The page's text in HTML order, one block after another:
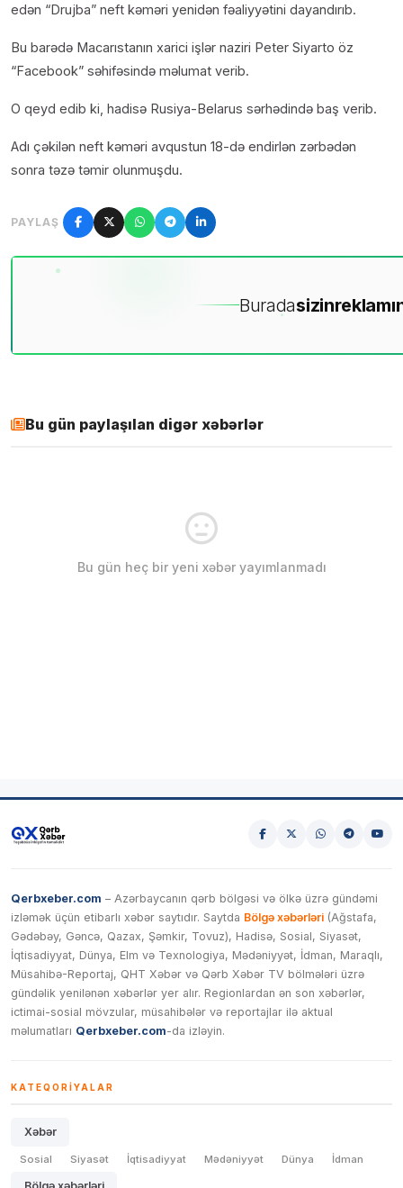
edən “Drujba” neft kəməri yenidən fəaliyyətini dayandırıb.
Bu barədə Macarıstanın xarici işlər naziri Peter Siyarto öz
“Facebook” səhifəsində məlumat verib.
O qeyd edib ki, hadisə Rusiya-Belarus sərhədində baş verib.
Adı çəkilən neft kəməri avqustun 18-də endirlən zərbədən
sonra təzə təmir olunmuşdu.
PAYLAŞ
Buradasizin
Bu gün paylaşılan digər xəbərlər
Bu gün heç bir yeni xəbər yayımlanmadı
Qerbxeber.com – Azərbaycanın qərb bölgəsi və ölkə üzrə gündəmi
izləmək üçün etibarlı xəbər saytıdır. Saytda Bölgə xəbərləri (Ağstafa,
Gədəbəy, Gəncə, Qazax, Şəmkir, Tovuz), Hadisə, Sosial, Siyasət,
İqtisadiyyat, Dünya, Elm və Texnologiya, Mədəniyyət, İdman, Maraqlı,
Müsahibə-Reportaj, QHT Xəbər və Qərb Xəbər TV bölmələri üzrə
gündəlik yenilənən xəbərlər yer alır. Regionlardan ən son xəbərlər,
ictimai-sosial mövzular, müsahibələr və reportajlar ilə aktual
məlumatları Qerbxeber.com-da izləyin.
KATEQORIYALAR
Xəbər
Sosial Siyasət İqtisadiyyat Mədəniyyət Dünya İdman